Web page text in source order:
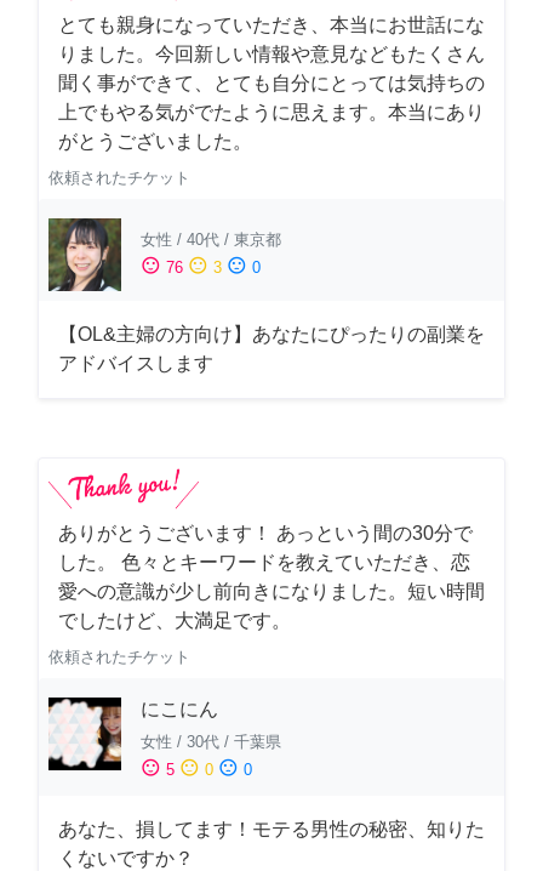
とても親身になっていただき、本当にお世話にな
りました。今回新しい情報や意見などもたくさん
聞く事ができて、とても自分にとっては気持ちの
上でもやる気がでたように思えます。本当にあり
がとうございました。
依頼されたチケット
女性 / 40代 / 東京都
sentiment_satisfied 76 sentiment_neutral 3 sentiment_dissatisfied 0
【OL&主婦の方向け】あなたにぴったりの副業を
アドバイスします
ありがとうございます！ あっという間の30分で
した。 色々とキーワードを教えていただき、恋
愛への意識が少し前向きになりました。短い時間
でしたけど、大満足です。
依頼されたチケット
にこにん
女性 / 30代 / 千葉県
sentiment_satisfied 5 sentiment_neutral 0 sentiment_dissatisfied 0
あなた、損してます！モテる男性の秘密、知りた
くないですか？